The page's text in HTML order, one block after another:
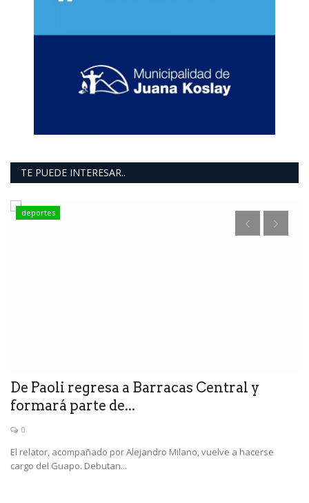
TE PUEDE INTERESAR..
deportes
De Paoli regresa a Barracas Central y
formará parte de...
0
El relator, acompañado por Alejandro Milano, vuelve a hacerse
cargo del Guapo. Debutan...